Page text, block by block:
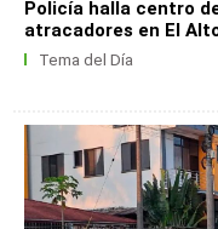
Policía halla centro
atracadores en El
Tema del Día